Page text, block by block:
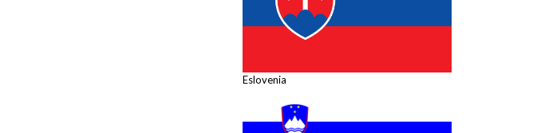
Eslovenia